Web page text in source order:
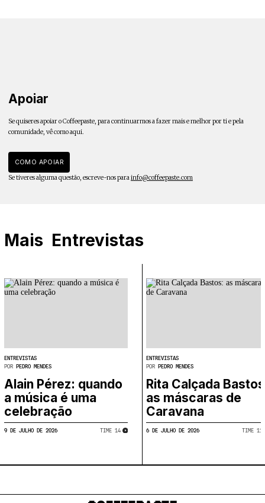
Apoiar
Se quiseres apoiar o Coffeepaste, para continuarmos a fazer mais e melhor por ti e pela
comunidade, vê como aqui.
COMO APOIAR
Se tiveres alguma questão, escreve-nos parainfo@coffeepaste.com
Mais Entrevistas
ENTREVISTAS
POR PEDRO MENDES
Alain Pérez: quando
a música é uma
celebração
9 DE JULHO DE 2026 TIME​ 14
ENTREVISTAS
POR PEDRO MENDES
Rita Calçada
as máscaras de
Caravana
6 DE JULHO DE 2026 TIME​ 11